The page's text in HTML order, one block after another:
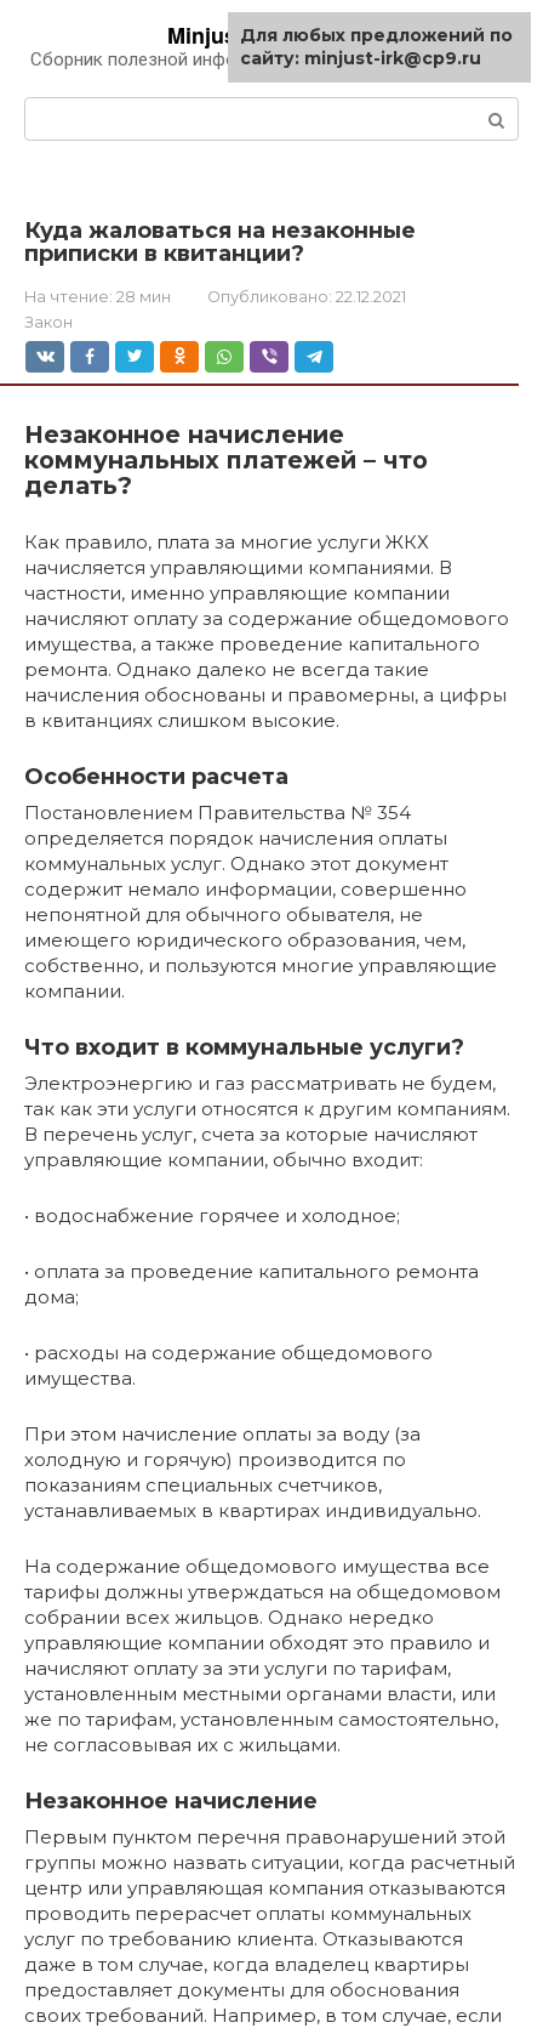
контенту
Minjust-irk.ru
Сборник полезной информации про автомобили
Куда жаловаться на незаконные
приписки в квитанции?
На чтение: 28 мин Опубликовано: 22.12.2021
Закон
Незаконное начисление
коммунальных платежей – что
делать?
Как правило, плата за многие услуги ЖКХ
начисляется управляющими компаниями. В
частности, именно управляющие компании
начисляют оплату за содержание общедомового
имущества, а также проведение капитального
ремонта. Однако далеко не всегда такие
начисления обоснованы и правомерны, а цифры
в квитанциях слишком высокие.
Особенности расчета
Постановлением Правительства № 354
определяется порядок начисления оплаты
коммунальных услуг. Однако этот документ
содержит немало информации, совершенно
непонятной для обычного обывателя, не
имеющего юридического образования, чем,
собственно, и пользуются многие управляющие
компании.
Что входит в коммунальные услуги?
Электроэнергию и газ рассматривать не будем,
так как эти услуги относятся к другим компаниям.
В перечень услуг, счета за которые начисляют
управляющие компании, обычно входит:
• водоснабжение горячее и холодное;
• оплата за проведение капитального ремонта
дома;
• расходы на содержание общедомового
имущества.
При этом начисление оплаты за воду (за
холодную и горячую) производится по
показаниям специальных счетчиков,
устанавливаемых в квартирах индивидуально.
На содержание общедомового имущества все
тарифы должны утверждаться на общедомовом
собрании всех жильцов. Однако нередко
управляющие компании обходят это правило и
начисляют оплату за эти услуги по тарифам,
установленным местными органами власти, или
же по тарифам, установленным самостоятельно,
не согласовывая их с жильцами.
Незаконное начисление
Первым пунктом перечня правонарушений этой
группы можно назвать ситуации, когда расчетный
центр или управляющая компания отказываются
проводить перерасчет оплаты коммунальных
услуг по требованию клиента. Отказываются
даже в том случае, когда владелец квартиры
предоставляет документы для обоснования
своих требований. Например, в том случае, если
Для любых предложений по
сайту: minjust-irk@cp9.ru